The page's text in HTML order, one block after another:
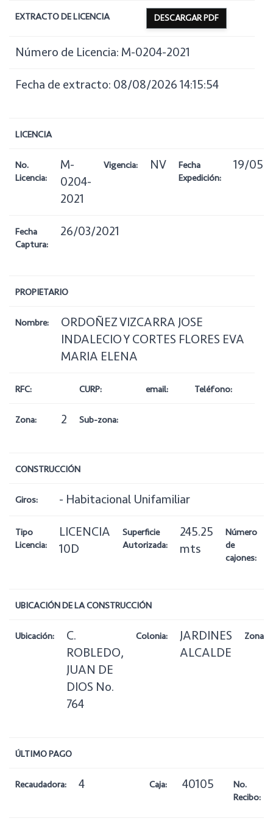
EXTRACTO DE LICENCIA DESCARGAR PDF
Número de Licencia: M-0204-2021
Fecha de extracto: 08/08/2026 14:15:54
LICENCIA
No.
Licencia:
M-
0204-
2021
Vigencia: NV
Fecha
Expedición:
19/05/
Fecha
Captura:
26/03/2021
PROPIETARIO
Nombre:
ORDOÑEZ VIZCARRA JOSE
INDALECIO Y CORTES FLORES EVA
MARIA ELENA
RFC: CURP: email: Teléfono:
Zona: 2 Sub-zona:
CONSTRUCCIÓN
Giros: - Habitacional Unifamiliar
Tipo
Licencia:
LICENCIA
10D
Superficie
Autorizada:
245.25
mts
Número
de
cajones:
UBICACIÓN DE LA CONSTRUCCIÓN
Ubicación:
C.
ROBLEDO,
JUAN DE
DIOS No.
764
Colonia:
JARDINES
ALCALDE
Zona:
ÚLTIMO PAGO
Recaudadora: 4 Caja: 40105
No.
Recibo: